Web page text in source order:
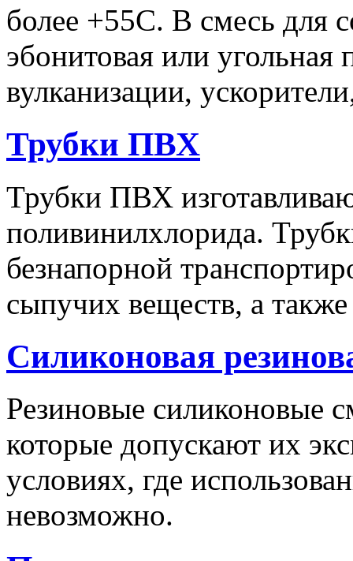
более +55С. В смесь для
эбонитовая или
вулканизации,
Трубки ПВХ
Трубки ПВХ
поливинилхлорида.
безнапорной
сыпучих веществ, а
Силиконовая
Резиновые силиконовые
которые допускают их
условиях, где
невозможно.